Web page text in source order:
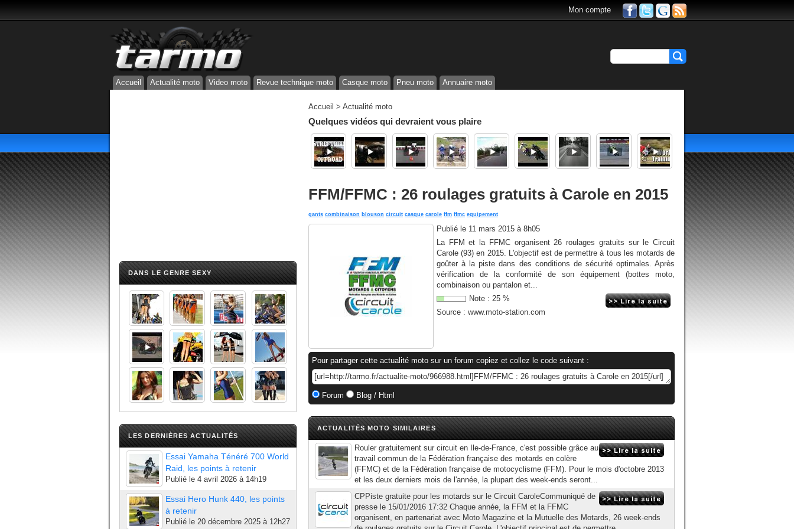
Mon compte
Accueil Actualité moto Video moto Revue technique moto Casque moto Pneu moto Annuaire moto
DANS LE GENRE SEXY
LES DERNIÈRES ACTUALITÉS
Essai Yamaha Ténéré 700 World
Raid, les points à retenir
Publié le 4 avril 2026 à 14h19
Essai Hero Hunk 440, les points
à retenir
Publié le 20 décembre 2025 à 12h27
Accueil > Actualité moto
Quelques vidéos qui devraient vous plaire
FFM/FFMC : 26 roulages gratuits à Carole en 2015
gants combinaison blouson circuit casque carole ffm ffmc equipement
Publié le 11 mars 2015 à 8h05
La FFM et la FFMC organisent 26 roulages gratuits sur le Circuit
Carole (93) en 2015. L'objectif est de permettre à tous les motards de
goûter à la piste dans des conditions de sécurité optimales. Après
vérification de la conformité de son équipement (bottes moto,
combinaison ou pantalon et...
Note : 25 %
Source : www.moto-station.com
Pour partager cette actualité moto sur un forum copiez et collez le code suivant :
Forum Blog / Html
ACTUALITÉS MOTO SIMILAIRES
Rouler gratuitement sur circuit en Ile-de-France, c'est possible grâce au
travail commun de la Fédération française des motards en colère
(FFMC) et de la Fédération française de motocyclisme (FFM). Pour le mois d'octobre 2013
et les deux derniers mois de l'année, la plupart des week-ends seront...
CPPiste gratuite pour les motards sur le Circuit CaroleCommuniqué de
presse le 15/01/2016 17:32 Chaque année, la FFM et la FFMC
organisent, en partenariat avec Moto Magazine et la Mutuelle des Motards, 26 week-ends